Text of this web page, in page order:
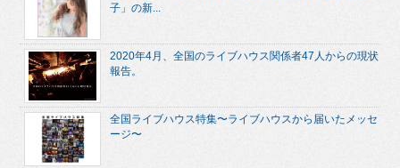
子」の新...
2020年4月、全国のライブハウス関係者47人からの現状
報告。
全国ライブハウス特集〜ライブハウスから届いたメッセ
ージ〜